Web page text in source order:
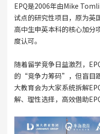
EPQ是2006年由Mike
试点的研究性项目，原为英
高中生申英本科的核心加分
度认可。
随着留学竞争日益激烈，
的“竞争力筹码”，但盲目
大教育会为大家系统拆解
解、理性选择，高效借助